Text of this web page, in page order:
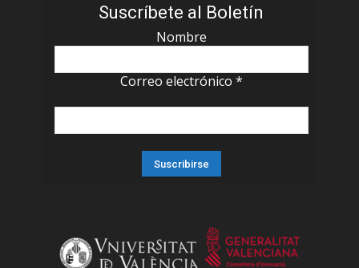
Suscríbete al Boletín
Nombre
Correo electrónico *